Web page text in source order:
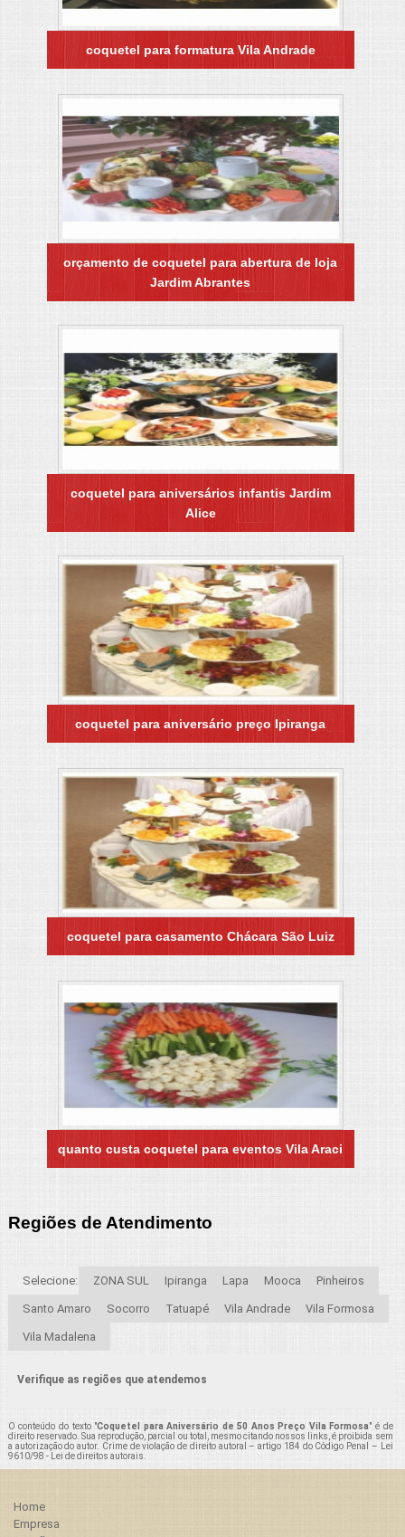
coquetel para formatura Vila Andrade
orçamento de coquetel para abertura de loja
Jardim Abrantes
coquetel para aniversários infantis Jardim
Alice
coquetel para aniversário preço Ipiranga
coquetel para casamento Chácara São Luiz
quanto custa coquetel para eventos Vila Araci
Regiões de Atendimento
Selecione: ZONA SUL Ipiranga Lapa Mooca Pinheiros
Santo Amaro Socorro Tatuapé Vila Andrade Vila Formosa
Vila Madalena
Verifique as regiões que atendemos
O conteúdo do texto "Coquetel para Aniversário de 50 Anos Preço Vila Formosa" é de
direito reservado. Sua reprodução, parcial ou total, mesmo citando nossos links, é proibida sem
a autorização do autor. Crime de violação de direito autoral – artigo 184 do Código Penal – Lei
9610/98 - Lei de direitos autorais.
Home
Empresa